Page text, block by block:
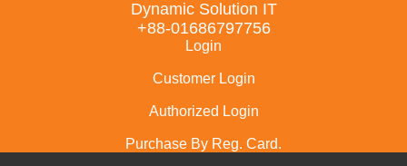
Dynamic Solution IT
+88-01686797756
Login
Customer Login
Authorized Login
Purchase By Reg. Card.